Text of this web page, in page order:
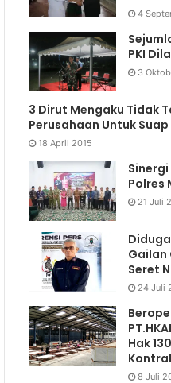
4
PKI
3
3 Dirut Mengaku Tidak
Perusahaan Untuk Suap
18 April 2015
Polres
21 Juli
Gailan
Seret
24 Juli
Hak
8 Juli